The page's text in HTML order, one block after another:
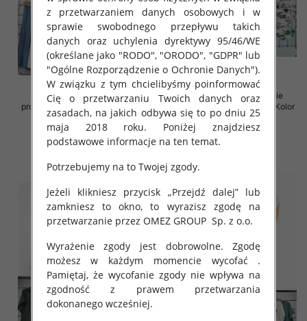
Spódnice damskie (Włoskie
produkt) Roz Standard, Mix Kolor
Paczka 5 szt
35.00 zł
Sukienki damskie (Włoskie
produkt) Roz Standard, Mix Kolor
Paczka 5 szt
35.00 zł
z przetwarzaniem danych osobowych i w
sprawie swobodnego przepływu takich
danych oraz uchylenia dyrektywy 95/46/WE
(określane jako "RODO", "ORODO", "GDPR" lub
"Ogólne Rozporządzenie o Ochronie Danych").
W związku z tym chcielibyśmy poinformować
Cię o przetwarzaniu Twoich danych oraz
zasadach, na jakich odbywa się to po dniu 25
maja 2018 roku. Poniżej znajdziesz
podstawowe informacje na ten temat.
Potrzebujemy na to Twojej zgody.
Jeżeli klikniesz przycisk „Przejdź dalej” lub
zamkniesz to okno, to wyrazisz zgodę na
przetwarzanie przez OMEZ GROUP Sp. z o.o.
Wyrażenie zgody jest dobrowolne. Zgodę
możesz w każdym momencie wycofać .
Pamiętaj, że wycofanie zgody nie wpływa na
zgodność z prawem przetwarzania
dokonanego wcześniej.